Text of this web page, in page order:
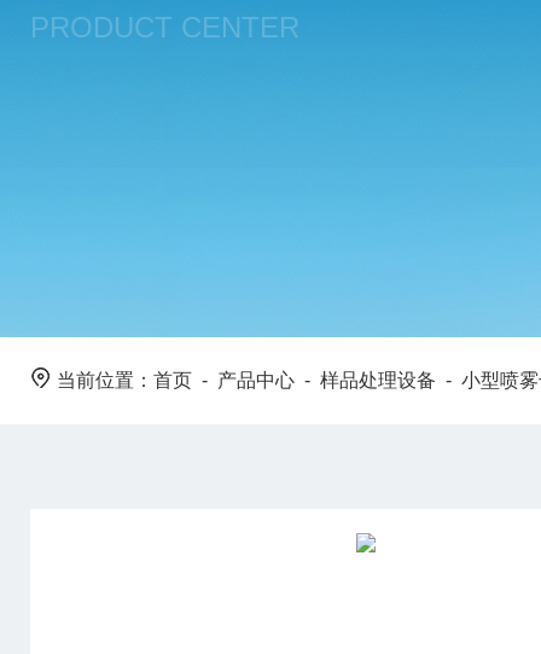
PRODUCT CENTER
当前位置： 首页 - 产品中心 - 样品处理设备 - 小型喷